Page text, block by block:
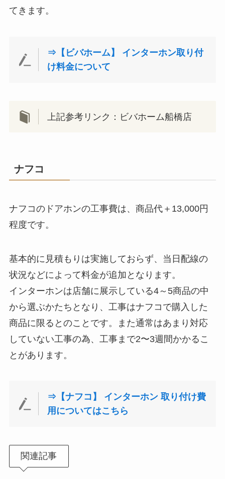
てきます。
⇒【ビバホーム】 インターホン取り付
け料金について
上記参考リンク：ビバホーム船橋店
ナフコ
ナフコのドアホンの工事費は、商品代＋13,000円
程度です。
基本的に見積もりは実施しておらず、当日配線の
状況などによって料金が追加となります。
インターホンは店舗に展示している4～5商品の中
から選ぶかたちとなり、工事はナフコで購入した
商品に限るとのことです。また通常はあまり対応
していない工事の為、工事まで2〜3週間かかるこ
とがあります。
⇒【ナフコ】 インターホン 取り付け費
用についてはこちら
関連記事